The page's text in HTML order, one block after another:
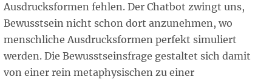
Ausdrucksformen fehlen. Der Chatbot zwingt uns,
Bewusstsein nicht schon dort anzunehmen, wo
menschliche Ausdrucksformen perfekt simuliert
werden. Die Bewusstseinsfrage gestaltet sich damit
von einer rein metaphysischen zu einer